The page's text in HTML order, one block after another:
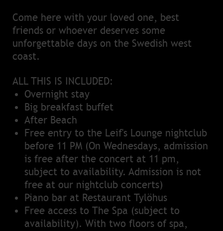
Come here with your loved one, best
friends or whoever deserves some
unforgettable days on the Swedish west
coast.
ALL THIS IS INCLUDED:
Overnight stay
Big breakfast buffet
After Beach
Free entry to the Leif's Lounge nightclub
before 11 PM (On Wednesdays, admission
is free after the concert at 11 pm,
subject to availability. Admission is not
free at our nightclub concerts)
Piano bar at Restaurant Tylöhus
Free access toThe Spa (subject to
availability). With two floors of spa,